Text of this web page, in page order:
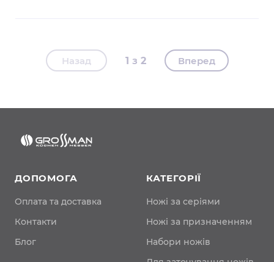
Назад 1 2 Вперед
ДОПОМОГА
Оплата та доставка
Контакти
Блог
КАТЕГОРІЇ
Ножі за серіями
Ножі за призначенням
Набори ножів